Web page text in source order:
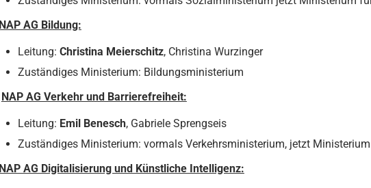
NAP AG Bildung:
Leitung: Christina Meierschitz, Christina Wurzinger
Zuständiges Ministerium: Bildungsministerium
NAP AG Verkehr und Barrierefreiheit:
Leitung: Emil Benesch, Gabriele Sprengseis
Zuständiges Ministerium: vormals Verkehrsministerium, jetzt
NAP AG Digitalisierung und Künstliche Intelligenz: